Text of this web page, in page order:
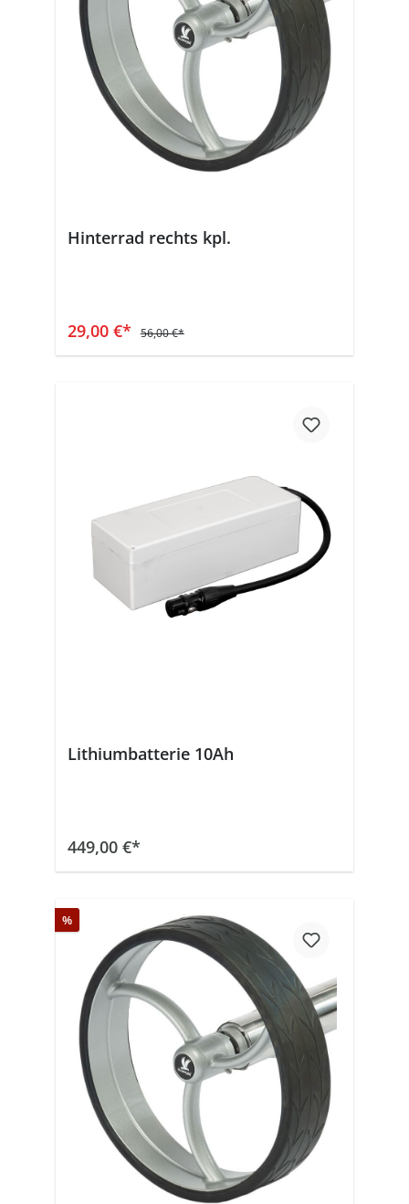
Hinterrad rechts kpl.
29,00 €* 56,00 €*
Lithiumbatterie 10Ah
449,00 €*
%